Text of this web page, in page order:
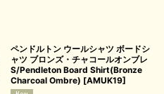
ペンドルトン ウールシャツ ボードシ
ャツ ブロンズ・チャコールオンブレ
S/Pendleton Board Shirt(Bronze
Charcoal Ombre) [AMUK19]